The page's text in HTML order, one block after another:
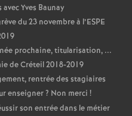
Yves Baunay
du 23 novembre à l’ESPE
prochaine, titularisation, ...
de Créteil 2018-2019
rentrée des stagiaires
enseigner? Non merci !
son entrée dans le métier